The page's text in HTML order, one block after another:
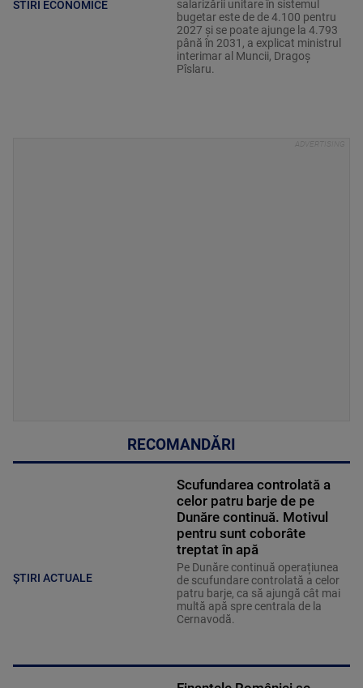
STIRI ECONOMICE
salarizării unitare în sistemul
bugetar este de de 4.100 pentru
2027 şi se poate ajunge la 4.793
până în 2031, a explicat ministrul
interimar al Muncii, Dragoş
Pîslaru.
RECOMANDĂRI
ȘTIRI ACTUALE
Scufundarea controlată a
celor patru barje de pe
Dunăre continuă. Motivul
pentru sunt coborâte
treptat în apă
Pe Dunăre continuă operațiunea
de scufundare controlată a celor
patru barje, ca să ajungă cât mai
multă apă spre centrala de la
Cernavodă.